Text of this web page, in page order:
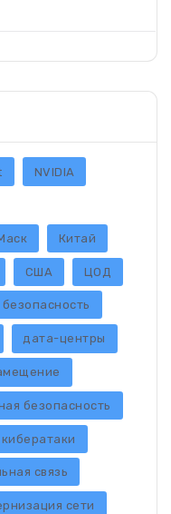
NVIDIA
Китай
США ЦОД
безопасность
дата-центры
безопасность
кибератаки
связь
сети